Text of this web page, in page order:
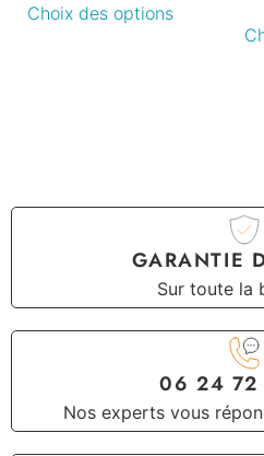
Choix des options
GARANTIE
Sur toute la
06 24 72
Nos experts vous